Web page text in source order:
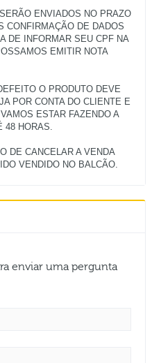
ENVIADOS NO PRAZO
CONFIRMAÇÃO DE DADOS
DE INFORMAR SEU CPF NA
EMITIR NOTA
O PRODUTO DEVE
POR CONTA DO CLIENTE E
ESTAR FAZENDO A
48 HORAS.
DE CANCELAR A VENDA
enviar uma pergunta